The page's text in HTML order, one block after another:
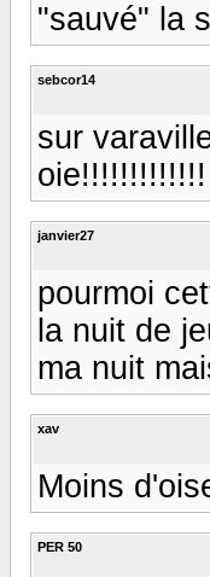
"sauvé" la
sebcor14
sur
oie!!!!!!!!!!!!!
janvier27
pourmoi
la nuit de
ma nuit
xav
Moins
PER 50